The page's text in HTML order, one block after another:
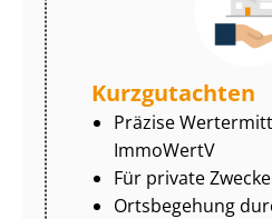
Kurzgutachten
Präzise
ImmoWertV
Für private Zwecke
Ortsbegehung